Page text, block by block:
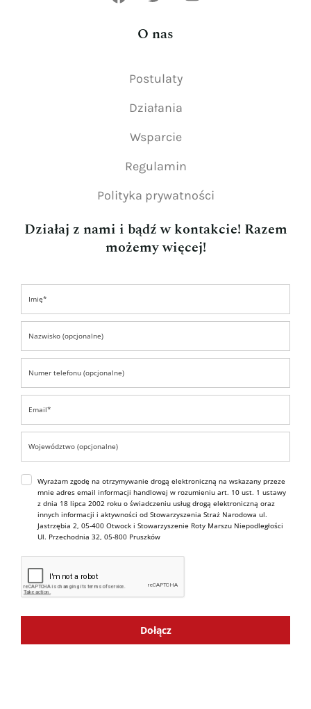
O nas
Postulaty
Działania
Wsparcie
Regulamin
Polityka prywatności
Działaj z nami i bądź w kontakcie! Razem
możemy więcej!
Wyrażam zgodę na otrzymywanie drogą elektroniczną na wskazany przeze
mnie adres email informacji handlowej w rozumieniu art. 10 ust. 1 ustawy
z dnia 18 lipca 2002 roku o świadczeniu usług drogą elektroniczną oraz
innych informacji i aktywności od Stowarzyszenia Straż Narodowa ul.
Jastrzębia 2, 05-400 Otwock i Stowarzyszenie Roty Marszu Niepodległości
Ul. Przechodnia 32, 05-800 Pruszków
Dołącz